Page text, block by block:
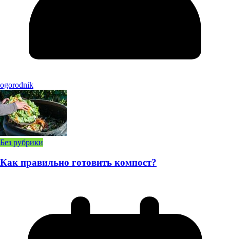
ogorodnik
Без рубрики
Как правильно готовить компост?